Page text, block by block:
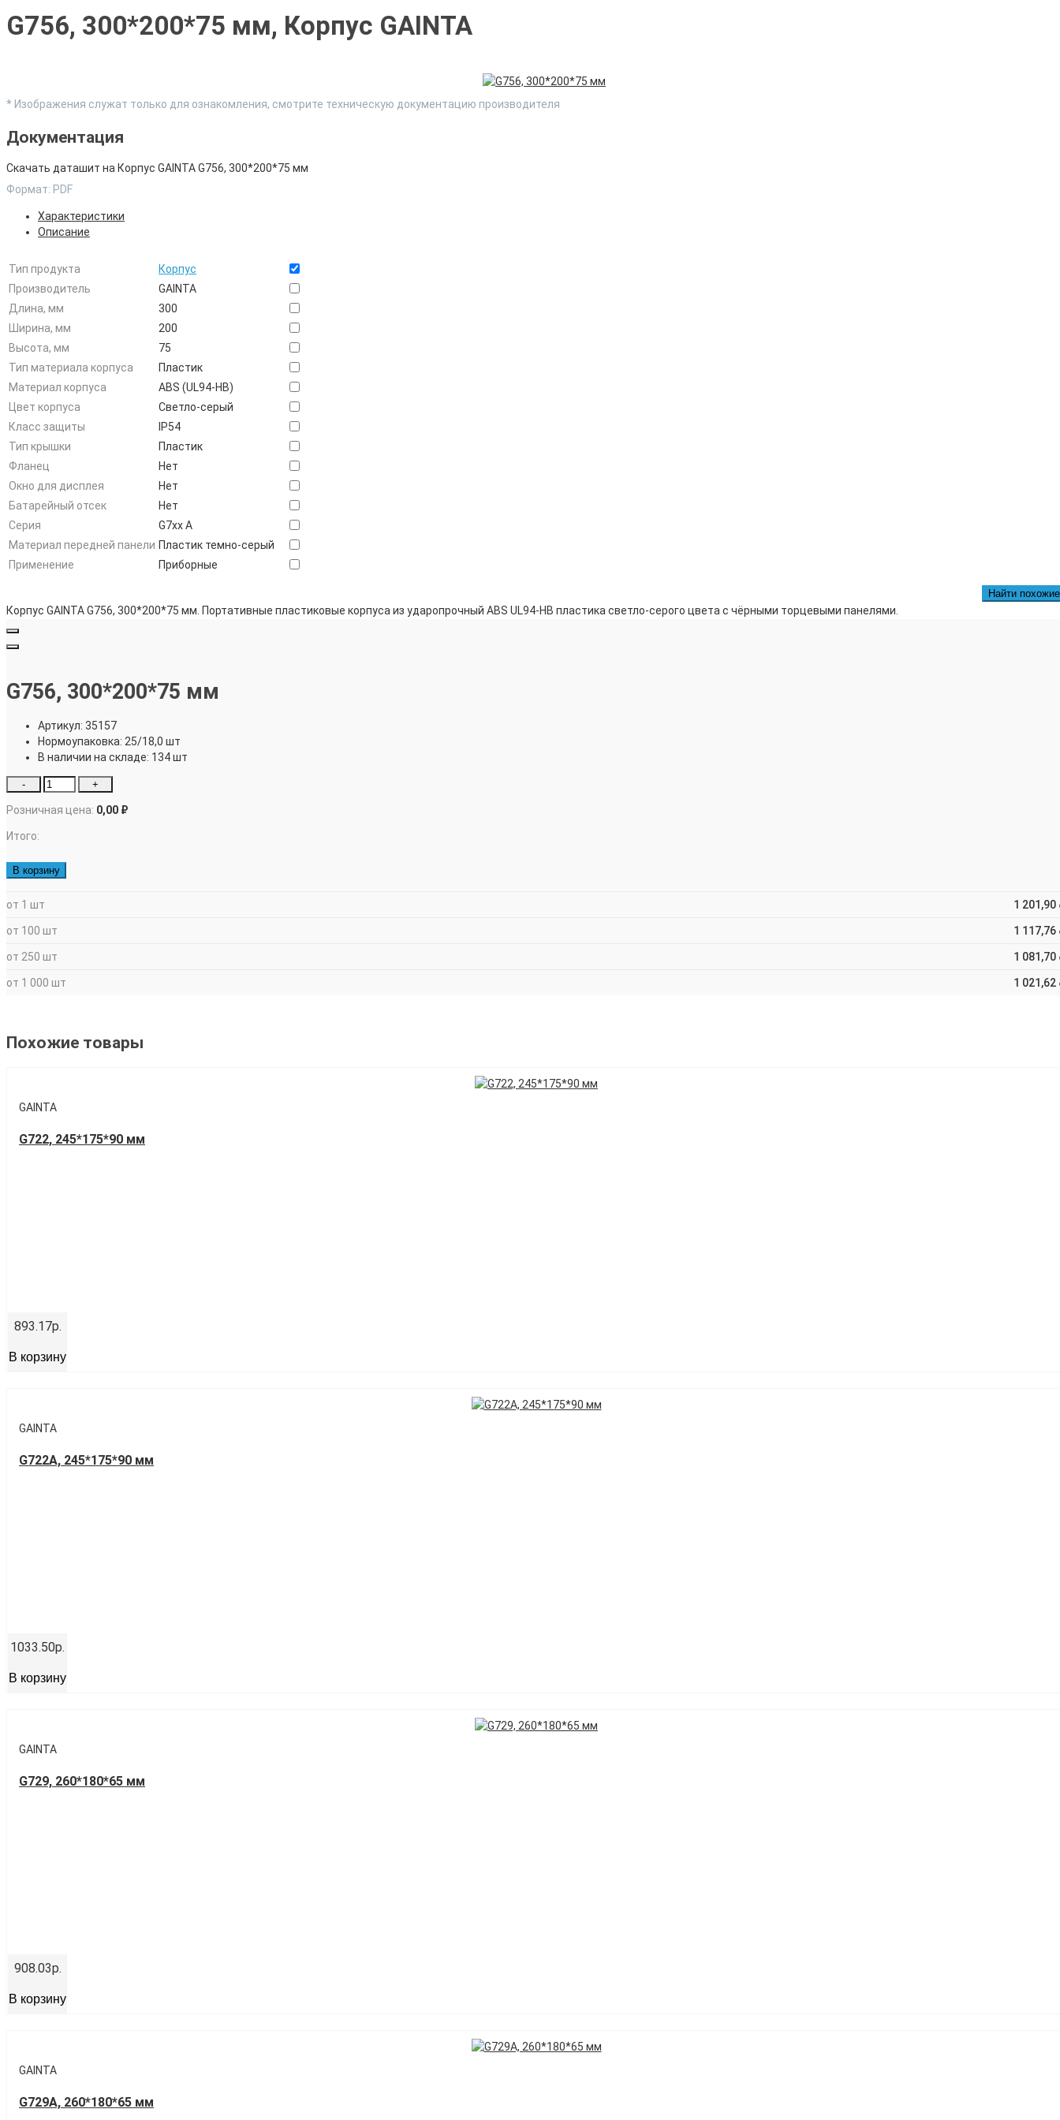
G756, 300*200*75 мм, Корпус GAINTA
* Изображения служат только для ознакомления, смотрите техническую документацию производителя
Документация
Скачать даташит на Корпус GAINTA G756, 300*200*75 мм
Формат: PDF
Характеристики
Описание
Тип продукта
Корпус
Производитель
GAINTA
Длина, мм
300
Ширина, мм
200
Высота, мм
75
Тип материала корпуса
Пластик
Материал корпуса
ABS (UL94-HB)
Цвет корпуса
Светло-серый
Класс защиты
IP54
Тип крышки
Пластик
Фланец
Нет
Окно для дисплея
Нет
Батарейный отсек
Нет
Серия
G7xx A
Материал передней панели Пластик темно-серый
Применение
Приборные
Найти похожие
Корпус GAINTA G756, 300*200*75 мм. Портативные пластиковые корпуса из ударопрочный ABS UL94-HB пластика светло-серого цвета с чёрными торцевыми панелями.
G756, 300*200*75 мм
Артикул: 35157
Нормоупаковка: 25/18,0 шт
В наличии на складе: 134 шт
- +
Розничная цена: 0,00 ₽
Итого:
В корзину
от 1 шт 1 201,90
от 100 шт 1 117,76
от 250 шт 1 081,70
от 1 000 шт 1 021,62
Похожие товары
GAINTA
G722, 245*175*90 мм
893.17р.
В корзину
GAINTA
G722A, 245*175*90 мм
1033.50р.
В корзину
GAINTA
G729, 260*180*65 мм
908.03р.
В корзину
GAINTA
G729A, 260*180*65 мм